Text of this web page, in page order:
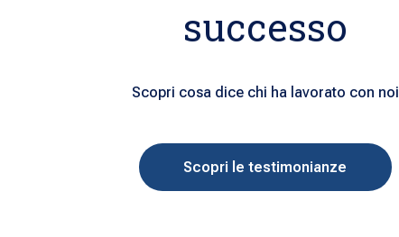
successo
Scopri cosa dice chi ha lavorato con noi
Scopri le testimonianze